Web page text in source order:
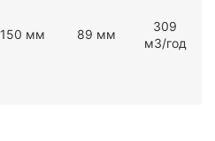
150 мм 89 мм
309
мЗ/год